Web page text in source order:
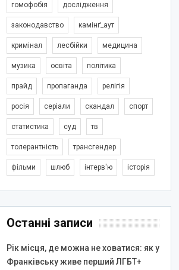
гомофобія дослідження
законодавство камінґ_аут
кримінал лесбійки медицина
музика освіта політика
прайд пропаганда релігія
росія серіали скандал спорт
статистика суд тв
толерантність трансгендер
фільми шлюб інтерв'ю історія
Останні записи
Рік місця, де можна не ховатися: як у
Франківську живе перший ЛГБТ+